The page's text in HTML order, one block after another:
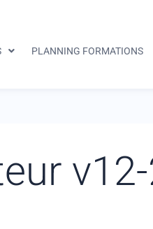
PLANNING FORMATIONS